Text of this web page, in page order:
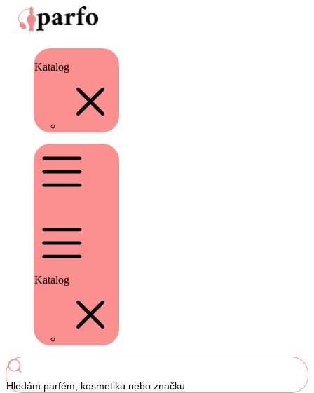
Katalog
Katalog
Hledám parfém, kosmetiku nebo značku